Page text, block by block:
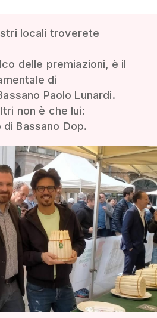
locali troverete
delle premiazioni, è il
di
Paolo Lunardi.
non è che lui:
di Bassano Dop.